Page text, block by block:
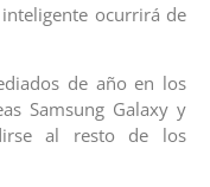
ocurrirá de
de año en los
Samsung Galaxy y
al resto de los